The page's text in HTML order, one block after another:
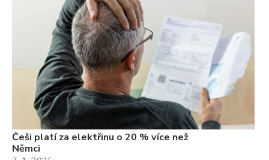
Češi platí za elektřinu o 20 % více než
Němci